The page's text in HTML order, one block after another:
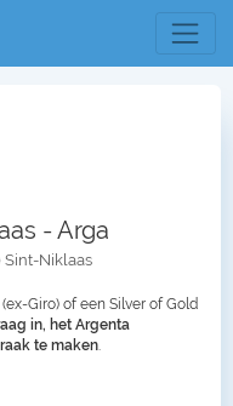
- Arga
Niklaas
Giro) of een Silver of Gold
in, het Argenta
te maken